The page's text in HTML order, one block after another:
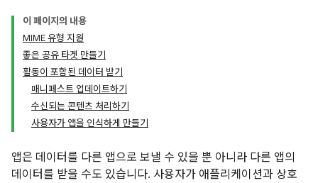
이 페이지의 내용
MIME 유형 지원
좋은 공유 타겟 만들기
활동이 포함된 데이터 받기
매니페스트 업데이트하기
수신되는 콘텐츠 처리하기
사용자가 앱을 인식하게 만들기
앱은 데이터를 다른 앱으로 보낼 수 있을 뿐 아니라 다른 앱의
데이터를 받을 수도 있습니다. 사용자가 애플리케이션과 상호